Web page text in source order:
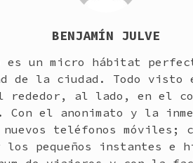
BENJAMÍN JULVE
un micro hábitat
de la ciudad. Todo visto
al rededor, al lado, en el
el anonimato y la
nuevos teléfonos móviles;
pequeños instantes e